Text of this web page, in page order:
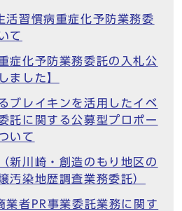
活習慣病重症化予防業務委
て
症化予防業務委託の入札公
ました】
ブレイキンを活用したイベ
託に関する公募型プロポー
いて
新川崎・創造のもり地区の
汚染地歴調査業務委託）
業者PR事業委託業務に関す